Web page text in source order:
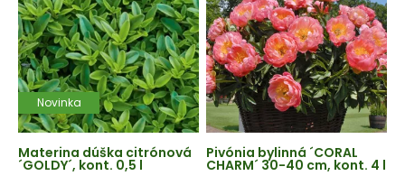
Novinka
Materina dúška citrónová
´GOLDY´, kont. 0,5 l
Pivónia bylinná ´CORAL
CHARM´ 30-40 cm, kont. 4 l